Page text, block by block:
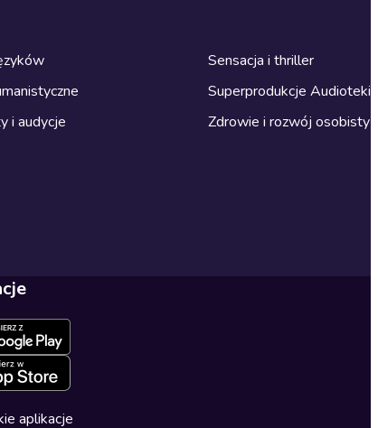
i audycje
Sensacja i thriller
Superprodukcje Audioteki
Zdrowie i rozwój osobisty
aplikacje